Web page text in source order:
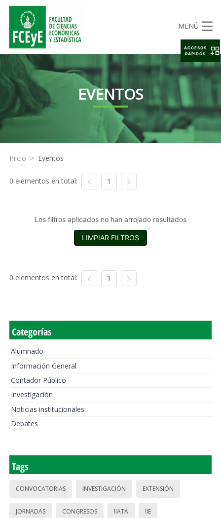
MENÚ
EVENTOS
Inicio > Eventos
0 elementos en total: 1
Los filtros aplicados no han arrojado resultados
LIMPIAR FILTROS
0 elementos en total: 1
Categorías
Alumnado
Información General
Contador Público
Investigación
Noticias institucionales
Debates
Tags
CONVOCATORIAS INVESTIGACIÓN EXTENSIÓN
JORNADAS CONGRESOS IIATA IIE
ACCESOS
RAPIDOS